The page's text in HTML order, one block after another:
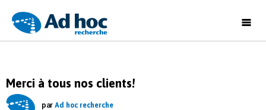
Ad
Merci à tous nos clients!
par Ad hoc recherche